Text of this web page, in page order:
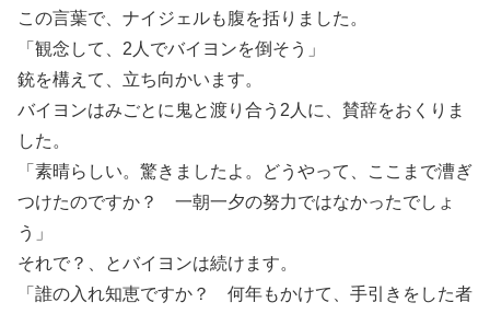
この言葉で、ナイジェルも腹を括りました。
「観念して、2人でバイヨンを倒そう」
銃を構えて、立ち向かいます。
バイヨンはみごとに鬼と渡り合う2人に、賛辞をおくりま
した。
「素晴らしい。驚きましたよ。どうやって、ここまで漕ぎ
つけたのですか？ 一朝一夕の努力ではなかったでしょ
う」
それで？、とバイヨンは続けます。
「誰の入れ知恵ですか？ 何年もかけて、手引きをした者